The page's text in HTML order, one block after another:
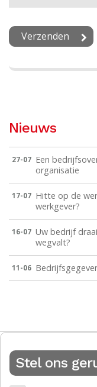
Nieuws
27-07 Een
organisatie
17-07 Hitte op de
werkgever?
16-07 Uw bedrijf
wegvalt?
11-06
Stel ons